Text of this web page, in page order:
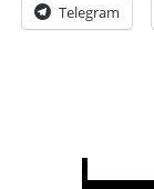
Telegram